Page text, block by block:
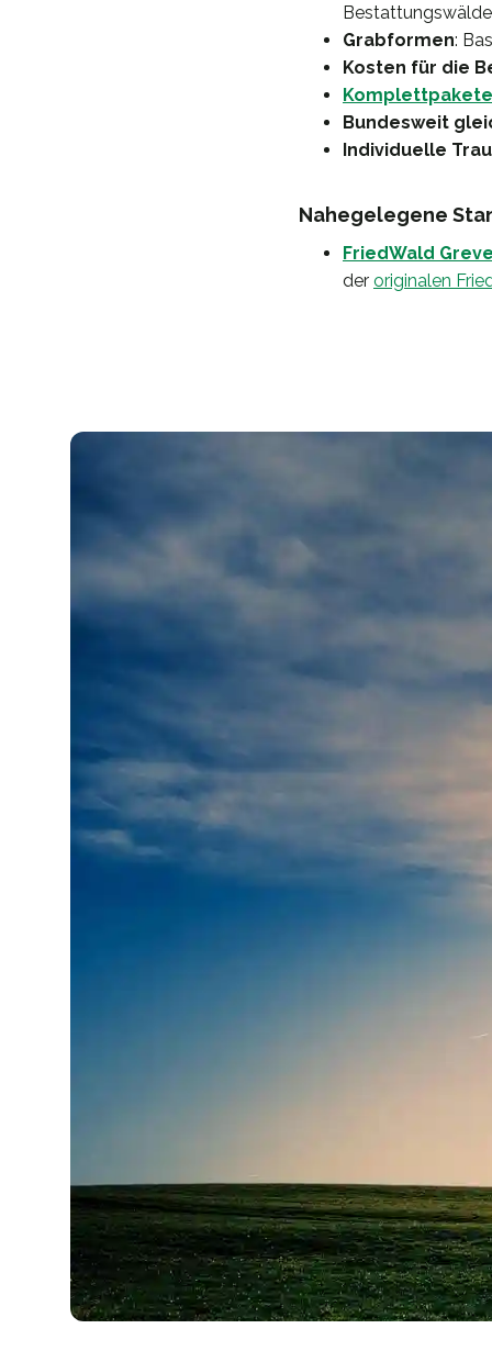
Grabformen:
Kosten für die
Komplettpakete
Bundesweit
Individuelle
Nahegelegene
FriedWald
der originalen